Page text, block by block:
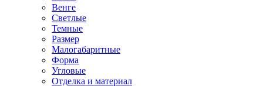
Венге
Светлые
Темные
Размер
Малогабаритные
Форма
Угловые
Отделка и материал